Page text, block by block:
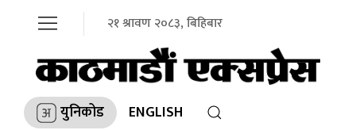
२१ श्रावण २०८३, बिहिबार
युनिकोड ENGLISH